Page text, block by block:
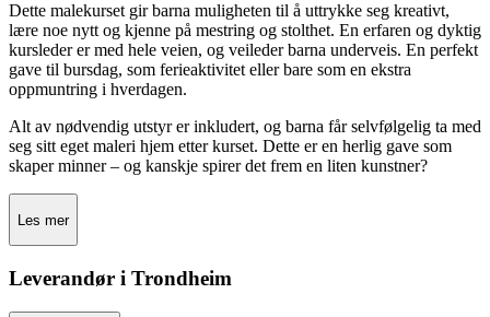
Dette malekurset gir barna muligheten til å uttrykke seg kreativt,
lære noe nytt og kjenne på mestring og stolthet. En erfaren og dyktig
kursleder er med hele veien, og veileder barna underveis. En perfekt
gave til bursdag, som ferieaktivitet eller bare som en ekstra
oppmuntring i hverdagen.
Alt av nødvendig utstyr er inkludert, og barna får selvfølgelig ta med
seg sitt eget maleri hjem etter kurset. Dette er en herlig gave som
skaper minner – og kanskje spirer det frem en liten kunstner?
Les mer
Leverandør i Trondheim